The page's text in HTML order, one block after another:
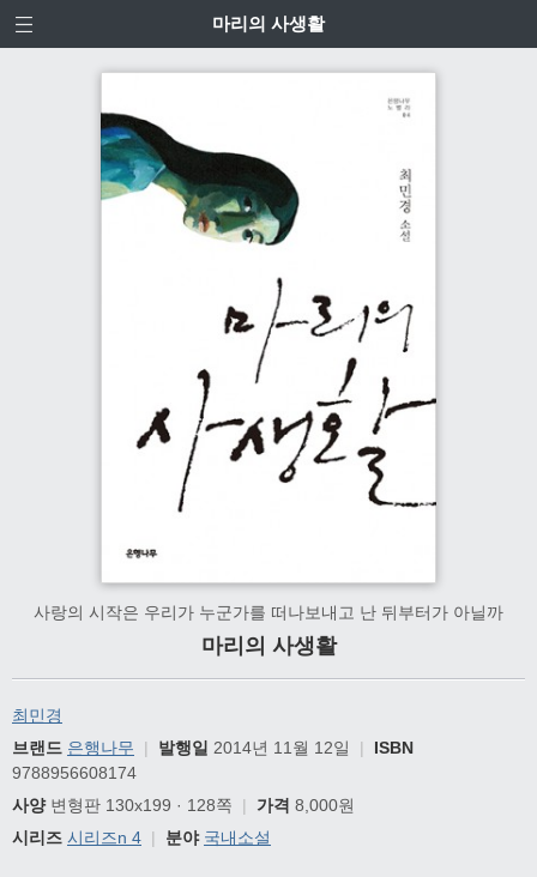
마리의 사생활
사랑의 시작은 우리가 누군가를 떠나보내고 난 뒤부터가 아닐까
마리의 사생활
최민경
브랜드 은행나무 | 발행일 2014년 11월 12일 |
ISBN
9788956608174
사양변형판 130x199 · 128쪽 | 가격 8,000원
시리즈 시리즈n 4 | 분야 국내소설